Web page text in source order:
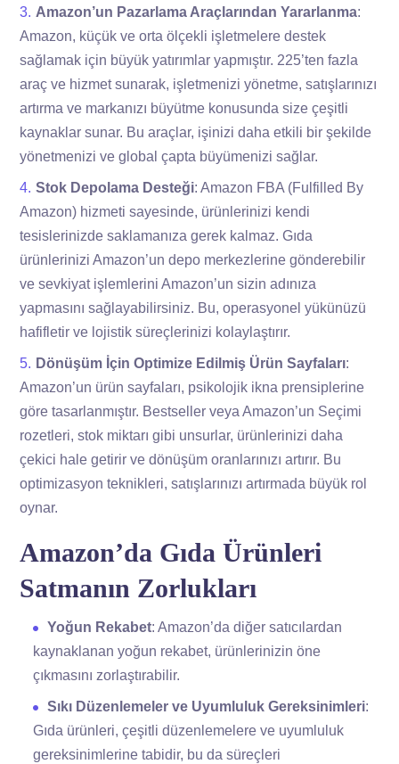
Amazon’un Pazarlama Araçlarından Yararlanma:
Amazon, küçük ve orta ölçekli işletmelere destek
sağlamak için büyük yatırımlar yapmıştır. 225’ten fazla
araç ve hizmet sunarak, işletmenizi yönetme, satışlarınızı
artırma ve markanızı büyütme konusunda size çeşitli
kaynaklar sunar. Bu araçlar, işinizi daha etkili bir şekilde
yönetmenizi ve global çapta büyümenizi sağlar.
Stok Depolama Desteği: Amazon FBA (Fulfilled By
Amazon) hizmeti sayesinde, ürünlerinizi kendi
tesislerinizde saklamanıza gerek kalmaz. Gıda
ürünlerinizi Amazon’un depo merkezlerine gönderebilir
ve sevkiyat işlemlerini Amazon’un sizin adınıza
yapmasını sağlayabilirsiniz. Bu, operasyonel yükünüzü
hafifletir ve lojistik süreçlerinizi kolaylaştırır.
Dönüşüm İçin Optimize Edilmiş Ürün Sayfaları:
Amazon’un ürün sayfaları, psikolojik ikna prensiplerine
göre tasarlanmıştır. Bestseller veya Amazon’un Seçimi
rozetleri, stok miktarı gibi unsurlar, ürünlerinizi daha
çekici hale getirir ve dönüşüm oranlarınızı artırır. Bu
optimizasyon teknikleri, satışlarınızı artırmada büyük rol
oynar.
Amazon’da Gıda Ürünleri
Satmanın Zorlukları
Yoğun Rekabet: Amazon’da diğer satıcılardan
kaynaklanan yoğun rekabet, ürünlerinizin öne
çıkmasını zorlaştırabilir.
Sıkı Düzenlemeler ve Uyumluluk Gereksinimleri:
Gıda ürünleri, çeşitli düzenlemelere ve uyumluluk
gereksinimlerine tabidir, bu da süreçleri